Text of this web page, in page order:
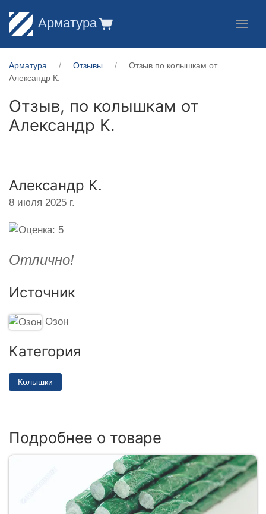
Арматура
Арматура Отзывы
Отзыв по колышкам от
Александр К.
Отзыв, по колышкам от
Александр К.
Александр К.
8 июля 2025 г.
Отлично!
Источник
Озон
Категория
Колышки
Подробнее о товаре